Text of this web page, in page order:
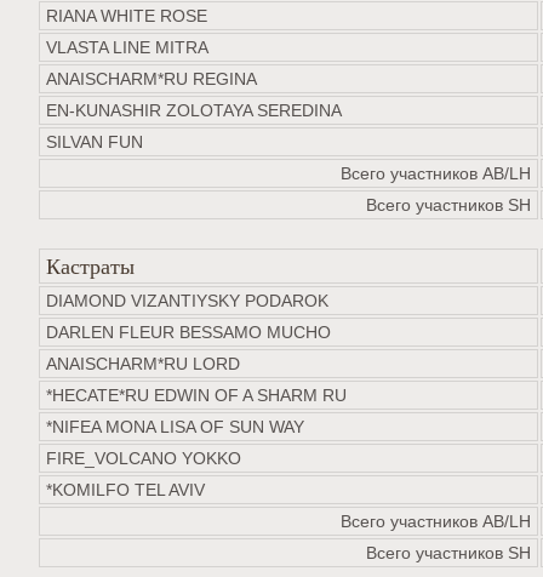
RIANA WHITE ROSE
VLASTA LINE MITRA
ANAISCHARM*RU REGINA
EN-KUNASHIR ZOLOTAYA SEREDINA
SILVAN FUN
Всего участников AB/LH
Всего участников SH
Кастраты
DIAMOND VIZANTIYSKY PODAROK
DARLEN FLEUR BESSAMO MUCHO
ANAISCHARM*RU LORD
*HECATE*RU EDWIN OF A SHARM RU
*NIFEA MONA LISA OF SUN WAY
FIRE_VOLCANO YOKKO
*KOMILFO TEL AVIV
Всего участников AB/LH
Всего участников SH